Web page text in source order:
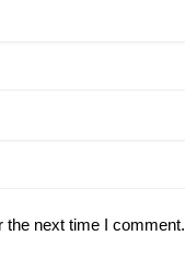
the next time I comment.